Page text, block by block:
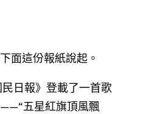
這份報紙說起。
日報》登載了一首歌
五星紅旗頂風飄